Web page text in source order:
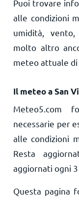
Puoi trovare
alle condizioni
umidità,
molto altro
meteo attuale di
Il meteo a San
Meteo5.com
necessarie per
alle condizioni
Resta
aggiornati ogni 3
Questa pagina